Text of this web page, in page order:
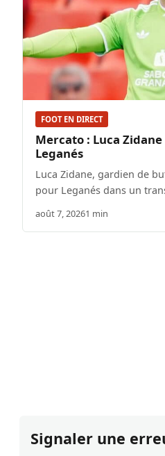
FOOT EN DIRECT
Mercato : Luca Zidane
Leganés
Luca Zidane, gardien de
pour Leganés dans un
août 7, 20261 min
Signaler une